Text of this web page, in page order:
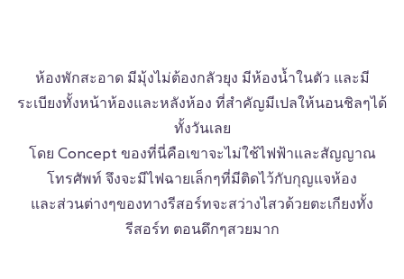
ห้องพักสะอาด มีมุ้งไม่ต้องกลัวยุง มีห้องน้ำในตัว และมี
ระเบียงทั้งหน้าห้องและหลังห้อง ที่สำคัญมีเปลให้นอนชิลๆได้
ทั้งวันเลย
โดย Concept ของที่นี่คือเขาจะไม่ใช้ไฟฟ้าและสัญญาณ
โทรศัพท์ จึงจะมีไฟฉายเล็กๆที่มีติดไว้กับกุญแจห้อง
และส่วนต่างๆของทางรีสอร์ทจะสว่างไสวด้วยตะเกียงทั้ง
รีสอร์ท ตอนดึกๆสวยมาก